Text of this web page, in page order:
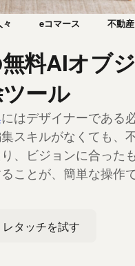
々 eコマース 不動産
料AIオブ
ール
にはデザイナーである
スキルがなくても、
、ビジョンに合った
ことが、簡単な操作
レタッチを試す